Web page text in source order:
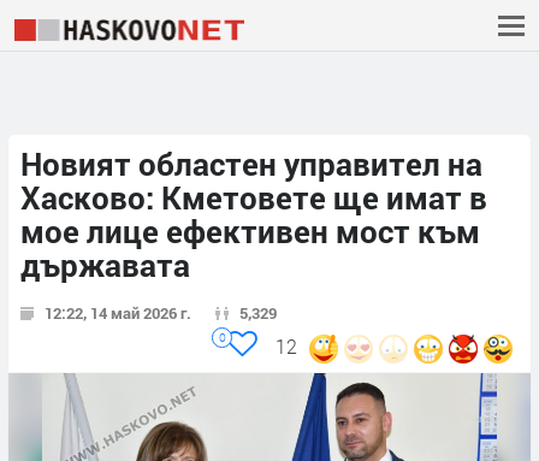
Новият областен управител на
Хасково: Кметовете ще имат в
мое лице ефективен мост към
държавата
12:22, 14 май 2026 г. 5,329
12
0